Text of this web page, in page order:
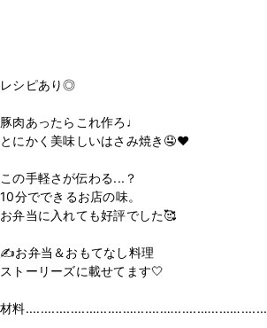
レシピあり◎
豚肉あったらこれ作ろ♩
とにかく美味しいはさみ焼き🤤❤︎
この手軽さが伝わる...？
10分でできるお店の味。
お弁当に入れても好評でした🥰
✍️お弁当＆おもてなし料理
ストーリーズに載せてます🤍ㅤㅤㅤㅤㅤㅤㅤㅤ
材料.................….......….......….......….....….......